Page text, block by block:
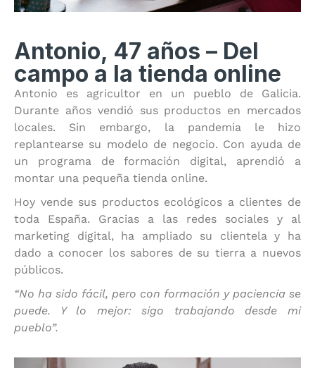
Antonio, 47 años – Del
campo a la tienda online
Antonio es agricultor en un pueblo de Galicia.
Durante años vendió sus productos en mercados
locales. Sin embargo, la pandemia le hizo
replantearse su modelo de negocio. Con ayuda de
un programa de formación digital, aprendió a
montar una pequeña tienda online.
Hoy vende sus productos ecológicos a clientes de
toda España. Gracias a las redes sociales y al
marketing digital, ha ampliado su clientela y ha
dado a conocer los sabores de su tierra a nuevos
públicos.
“No ha sido fácil, pero con formación y paciencia se
puede. Y lo mejor: sigo trabajando desde mi
pueblo”.